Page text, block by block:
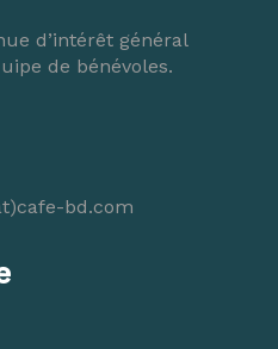
d’intérêt général
de bénévoles.
bd.com